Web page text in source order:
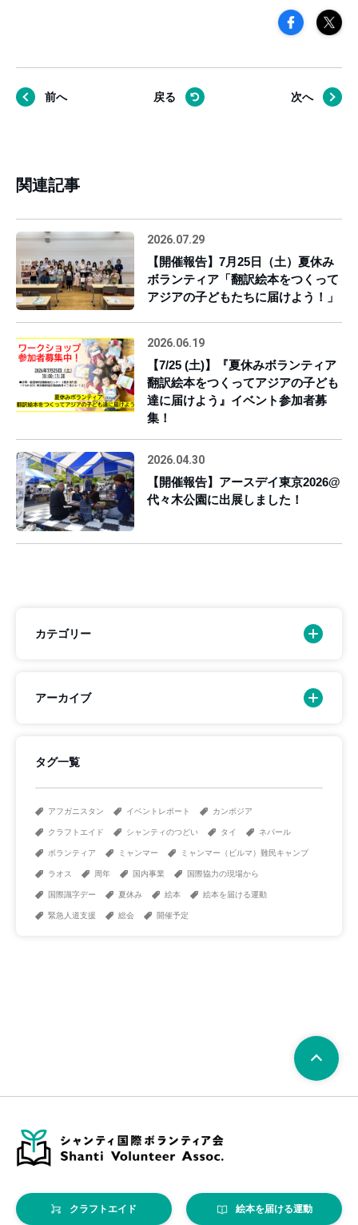
前へ 戻る 次へ
関連記事
2026.07.29
【開催報告】7月25日（土）夏休み
ボランティア「翻訳絵本をつくって
アジアの子どもたちに届けよう！」
2026.06.19
【7/25 (土)】『夏休みボランティア
翻訳絵本をつくってアジアの子ども
達に届けよう』イベント参加者募
集！
2026.04.30
【開催報告】アースデイ東京2026@
代々木公園に出展しました！
カテゴリー
アーカイブ
タグ一覧
アフガニスタン イベントレポート カンボジア
クラフトエイド シャンティのつどい タイ ネパール
ボランティア ミャンマー ミャンマー（ビルマ）難民キャンプ
ラオス 周年 国内事業 国際協力の現場から
国際識字デー 夏休み 絵本 絵本を届ける運動
緊急人道支援 総会 開催予定
クラフトエイド 絵本を届ける運動